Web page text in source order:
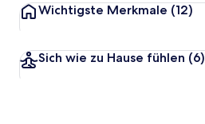
Wichtigste Merkmale (12)
Sich wie zu Hause fühlen (6)